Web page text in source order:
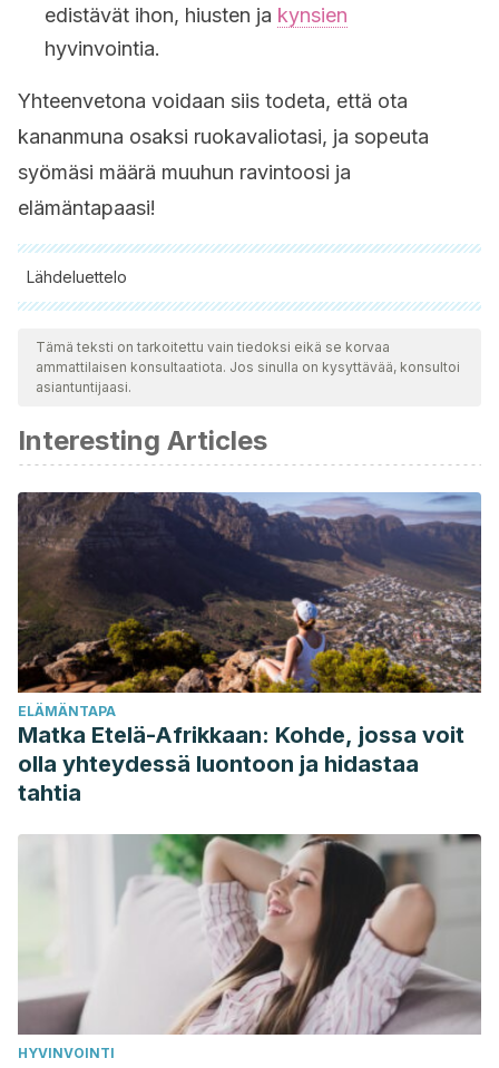
edistävät ihon, hiusten ja kynsien
hyvinvointia.
Yhteenvetona voidaan siis todeta, että ota
kananmuna osaksi ruokavaliotasi, ja sopeuta
syömäsi määrä muuhun ravintoosi ja
elämäntapaasi!
Lähdeluettelo
Kaikki lainatut lähteet tarkistettiin perusteellisesti tiimimme
toimesta varmistaaksemme niiden laadun, luotettavuuden,
ajantasaisuuden ja pätevyyden. Tämän artikkelin bibliografia
American Heart Association. (2018).
or not?Heart Org. Consultado el 5 de agosto de 2023.
https://www.heart.org/en/news/2018/08/15/are-eggs-
good-for-you-or-not
Drouin-Chartier, J. P., Chen, S., Li, Y., Schwab, A. L.,
Stampfer, M. J., Sacks, F. M., Rosner, B., Willett, W. C., Hu, F.
B., & Bhupathiraju, S. (2020). Egg consumption and risk of
cardiovascular disease: three large prospective US cohort
studies, systematic review, and updated meta-analysis.
BMJ. 368: m513.
LeWine, H. (2022)How many eggs can I safely eat?.
Harvard Health Publishing. Harvard Medical School.
https://www.health.harvard.edu/newsletter_article/how-
many-eggs-can-i-safely-eat
Heart Foundation New Zealand. (s.f.).
Eggs and the heart.
. Consultado el 5 de setiembre de
https://www.heartfoundation.org.nz/resources/eggs-
and-the-heart-evidence-paper
Pan, X-F., Yang, J.J., Lipworth, L. P., Shu, X. O., Cai, H.,
Steinwandel, M. D., Blot, W. J., Zheng, W., & Yu, D. (2021).
Tämä teksti on tarkoitettu vain tiedoksi eikä se korvaa
ammattilaisen konsultaatiota. Jos sinulla on kysyttävää, konsultoi
asiantuntijaasi.
Interesting Articles
ELÄMÄNTAPA
Matka Etelä-Afrikkaan: Kohde, jossa voit
olla yhteydessä luontoon ja hidastaa
tahtia
HYVINVOINTI